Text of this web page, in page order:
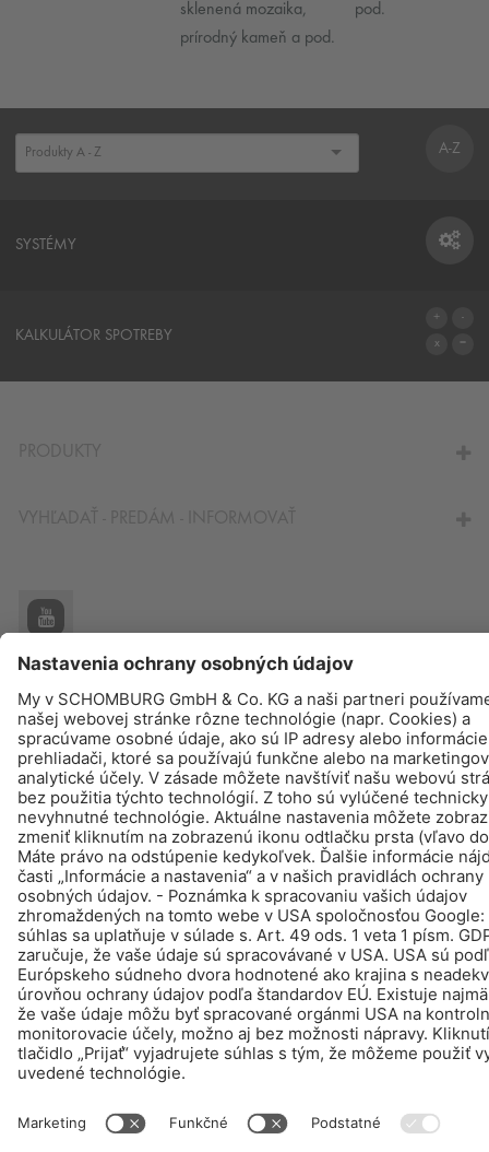
sklenená mozaika,
prírodný kameň a pod.
pod.
A-Z
SYSTÉMY
KALKULÁTOR SPOTREBY
© Schomburg.Tiráž| Informácie o ochrane osobných údajov pre návštevníkov webovej
stránky
Design & realizácia +| LOUIS INTERNET